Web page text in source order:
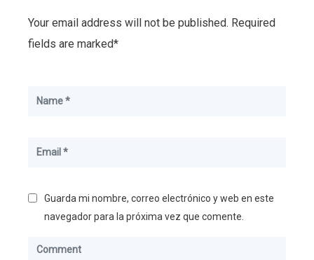
Your email address will not be published. Required
fields are marked*
Guarda mi nombre, correo electrónico y web en este
navegador para la próxima vez que comente.